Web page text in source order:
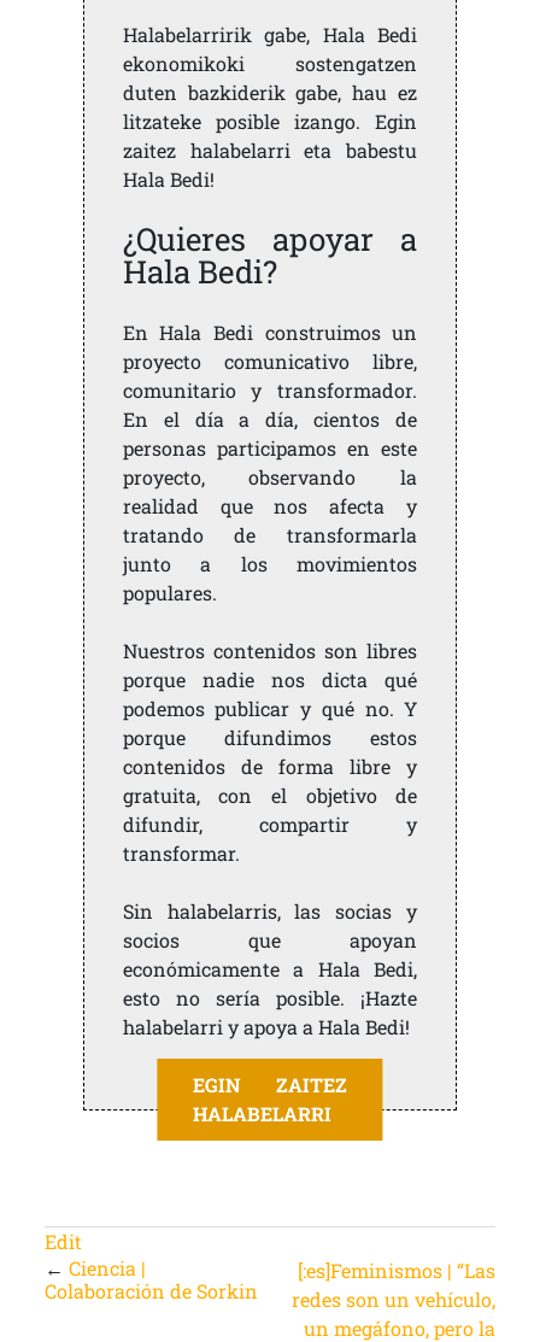
Halabelarririk gabe, Hala Bedi
ekonomikoki sostengatzen
duten bazkiderik gabe, hau ez
litzateke posible izango. Egin
zaitez halabelarri eta babestu
Hala Bedi!
¿Quieres apoyar a
Hala Bedi?
En Hala Bedi construimos un
proyecto comunicativo libre,
comunitario y transformador.
En el día a día, cientos de
personas participamos en este
proyecto, observando la
realidad que nos afecta y
tratando de transformarla
junto a los movimientos
populares.
Nuestros contenidos son libres
porque nadie nos dicta qué
podemos publicar y qué no. Y
porque difundimos estos
contenidos de forma libre y
gratuita, con el objetivo de
difundir, compartir y
transformar.
Sin halabelarris, las socias y
socios que apoyan
económicamente a Hala Bedi,
esto no sería posible. ¡Hazte
halabelarri y apoya a Hala Bedi!
EGIN ZAITEZ
HALABELARRI
Edit
← Ciencia |
Colaboración de Sorkin
[:es]Feminismos | “Las
redes son un vehículo,
un megáfono, pero la